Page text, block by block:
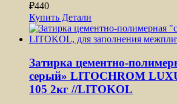
₽440
Купить Детали
Затирка цементно-
серый» LITOCHROM
105 2кг //LITOKOL